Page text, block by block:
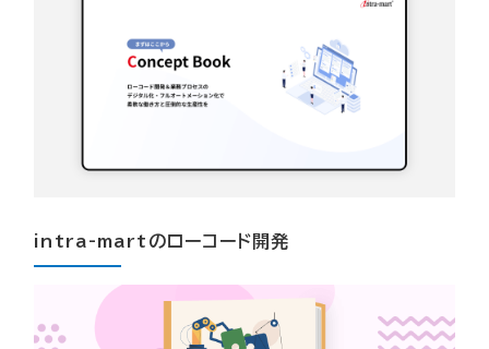
intra-martのローコード開発